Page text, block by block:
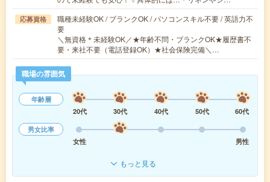
応募資格
職種未経験OK / ブランクOK / パソコンスキル不要 / 英語力不
要
＼無資格＊未経験OK／★年齢不問・ブランクOK★履歴書不
要・来社不要（電話登録OK）★社会保険完備＼…
職場の雰囲気
年齢層
20代
30代 40代 50代
60代
男女比率
女性
男性
もっと見る